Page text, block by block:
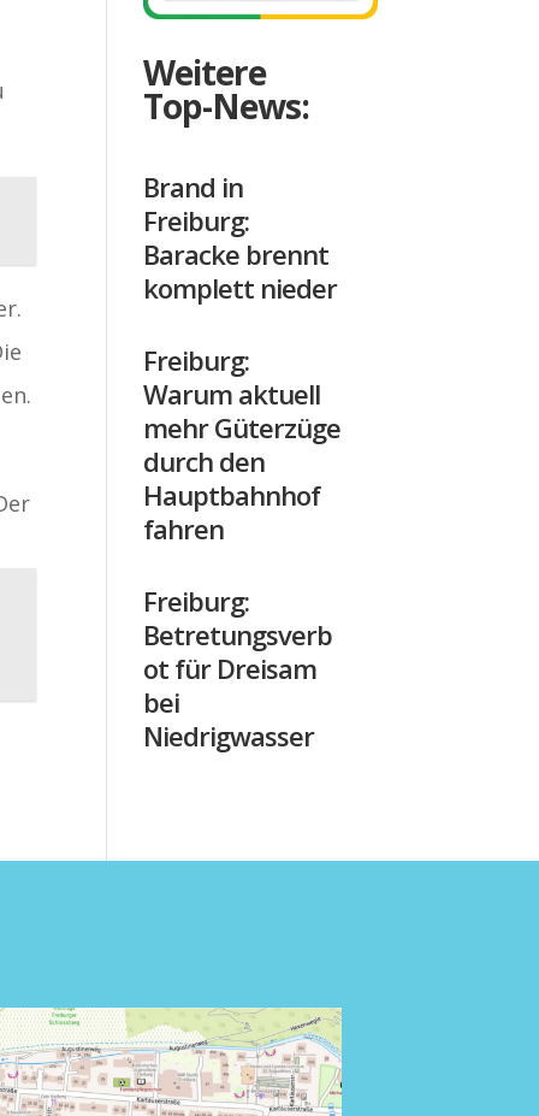
Weitere
Top-News:
Brand in
Freiburg:
Baracke brennt
komplett nieder
Freiburg:
Warum aktuell
mehr Güterzüge
durch den
Hauptbahnhof
fahren
Freiburg:
Betretungsverb
ot für Dreisam
bei
Niedrigwasser